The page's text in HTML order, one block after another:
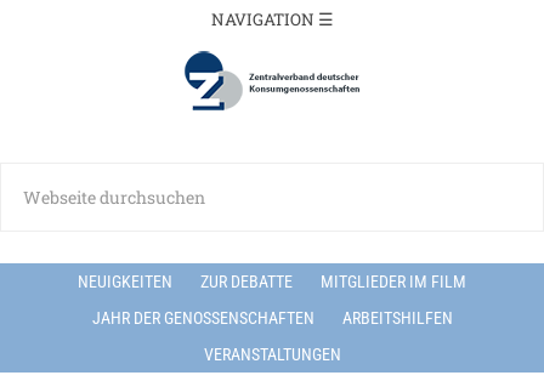
NEUIGKEITEN ZUR DEBATTE
MITGLIEDER IM FILM
JAHR DER GENOSSENSCHAFTEN
ARBEITSHILFEN
VERANSTALTUNGEN